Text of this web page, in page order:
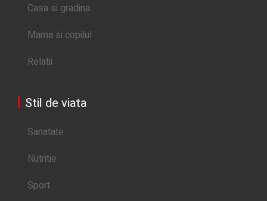
Casa si gradina
Mama si copilul
Relatii
Stil de viata
Sanatate
Nutritie
Sport